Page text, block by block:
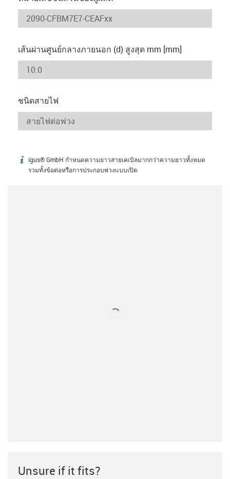
เส้นผ่านศูนย์กลางภายนอก (d) สูงสุด mm [mm]
ชนิดสายไฟ
igus-icon-info
igus® GmbH กำหนดความยาวสายเคเบิลมากกว่าความยาวทั้งหมด
รวมทั้งข้อต่อหรือการประกอบพ่วงแบบเปิด
Unsure if it fits?